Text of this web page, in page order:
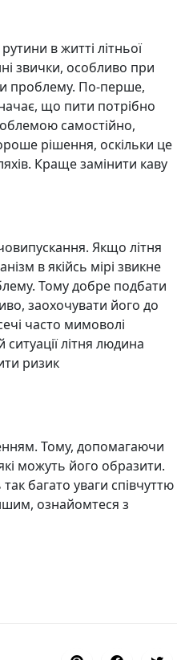
в житті літньої
звички, особливо при
проблему. По-перше,
що пити потрібно
самостійно,
рішення, оскільки це
Краще замінити каву
Якщо літня
в якійсь мірі звикне
Тому добре подбати
заохочувати його до
часто мимоволі
літня людина
ризик
Тому, допомагаючи
можуть його образити.
багато уваги співчуттю
ознайомтеся з